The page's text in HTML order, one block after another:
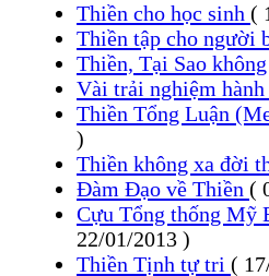
Thiền cho học sinh (
Thiền tập cho người
Thiền, Tại Sao
Vài trải nghiệm
Thiền Tổng Luận
)
Thiền không xa đời
Đàm Đạo về Thiền (
Cựu Tổng thống Mỹ
22/01/2013 )
Thiền Tịnh tự tri (